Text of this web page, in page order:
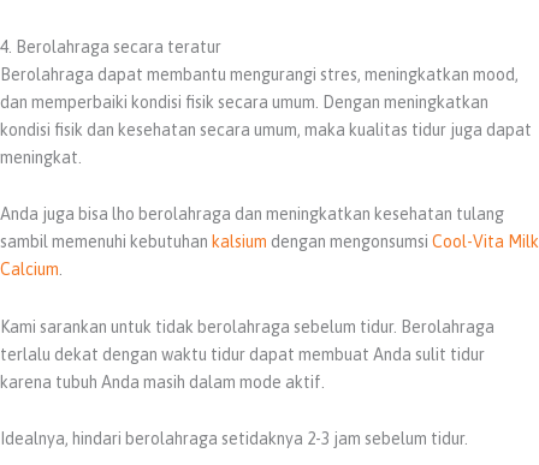
4. Berolahraga secara teratur
Berolahraga dapat membantu mengurangi stres, meningkatkan mood,
dan memperbaiki kondisi fisik secara umum. Dengan meningkatkan
kondisi fisik dan kesehatan secara umum, maka kualitas tidur juga dapat
meningkat.
Anda juga bisa lho berolahraga dan meningkatkan kesehatan tulang
sambil memenuhi kebutuhan kalsium dengan mengonsumsi Cool-Vita Milk
Calcium.
Kami sarankan untuk tidak berolahraga sebelum tidur. Berolahraga
terlalu dekat dengan waktu tidur dapat membuat Anda sulit tidur
karena tubuh Anda masih dalam mode aktif.
Idealnya, hindari berolahraga setidaknya 2-3 jam sebelum tidur.